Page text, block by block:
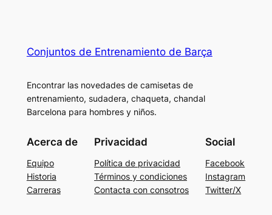
Conjuntos de Entrenamiento de Barça
Encontrar las novedades de camisetas de
entrenamiento, sudadera, chaqueta, chandal
Barcelona para hombres y niños.
Acerca de
Equipo
Historia
Carreras
Privacidad
Política de privacidad
Términos y condiciones
Contacta con consotros
Social
Facebook
Instagram
Twitter/X